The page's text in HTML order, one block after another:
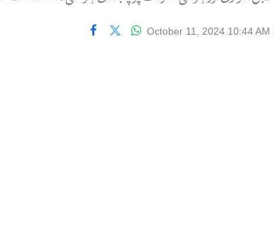
October 11, 2024 10:44 AM